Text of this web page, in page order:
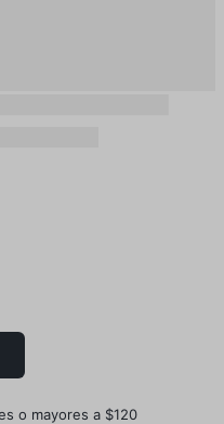
o mayores a $120